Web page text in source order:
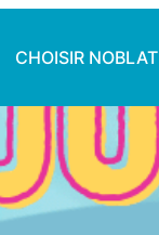
CHOISIR NOBLAT